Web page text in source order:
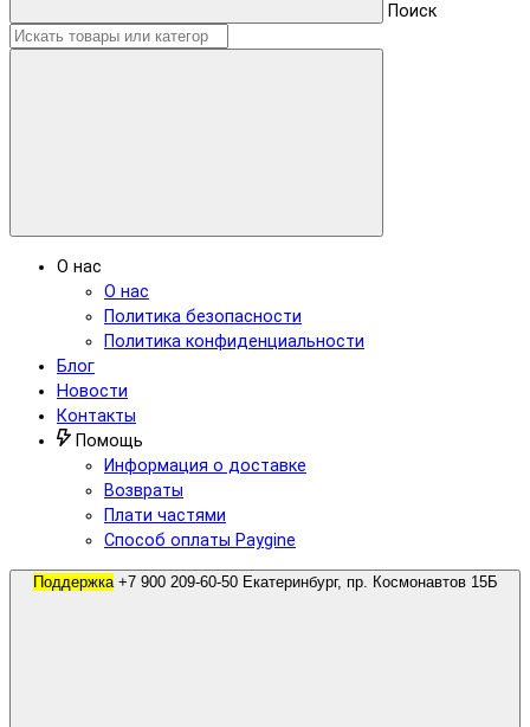
Поиск
О нас
О нас
Политика безопасности
Политика конфиденциальности
Блог
Новости
Контакты
Помощь
Информация о доставке
Возвраты
Плати частями
Способ оплаты Paygine
Поддержка